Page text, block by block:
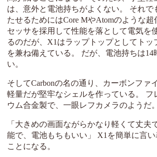
は、意外と電池持ちがよくない。 それで
たせるためにはCore MやAtomのような超
セッサを採用して性能を落として電気を
るのだが、X1はラップトップとしてトッ
を兼ね備えている。 だが、電池持ちは14
い。
そしてCarbonの名の通り、カーボンファ
軽量だが堅牢なシェルを作っている。 フ
ウム合金製で、一眼レフカメラのようだ。
「大きめの画面ながらかなり軽くて丈夫
能で、電池もちもいい」 X1を簡単に言い
ことになる。